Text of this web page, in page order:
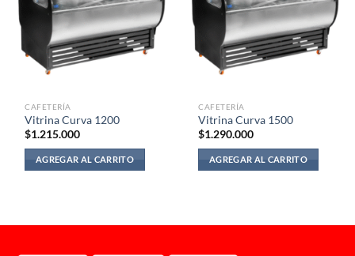
CAFETERÍA
Vitrina Curva 1200
$1.215.000
AGREGAR AL CARRITO
CAFETERÍA
Vitrina Curva 1500
$1.290.000
AGREGAR AL CARRITO